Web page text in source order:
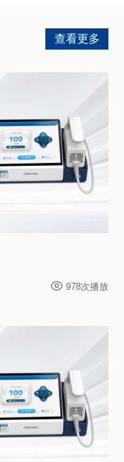
查看更多
978次播放